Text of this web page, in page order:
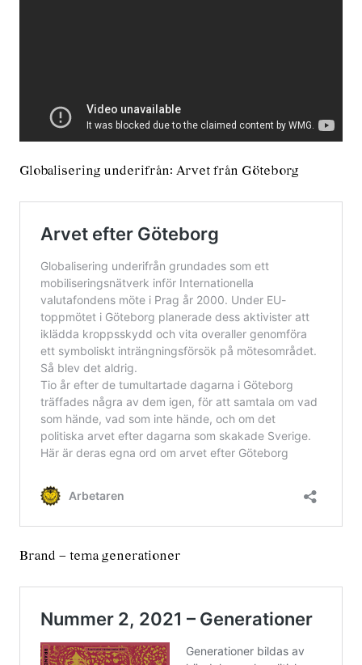
Globalisering underifrån: Arvet från Göteborg
Brand – tema generationer